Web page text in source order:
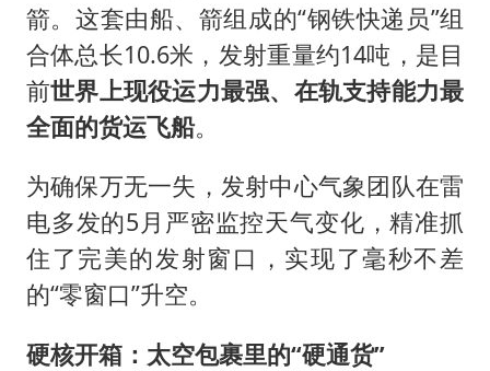
箭。这套由船、箭组成的“钢铁快递员”组
合体总长10.6米，发射重量约14吨，是目
前世界上现役运力最强、在轨支持能力最
全面的货运飞船。
为确保万无一失，发射中心气象团队在雷
电多发的5月严密监控天气变化，精准抓
住了完美的发射窗口，实现了毫秒不差
的“零窗口”升空。
硬核开箱：太空包裹里的“硬通货”